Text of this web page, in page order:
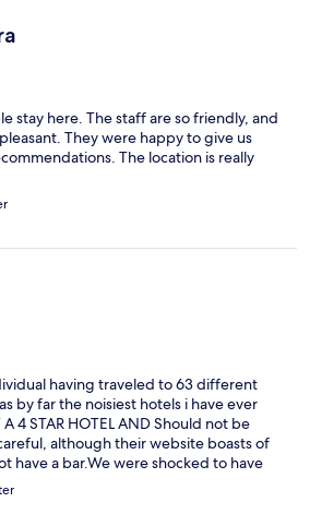
stay here. The staff are so friendly, and
They were happy to give us
The location is really
having traveled to 63 different
by far the noisiest hotels i have ever
4 STAR HOTEL AND Should not be
although their website boasts of
have a bar.We were shocked to have
the maid was on our floor and found
of the maid in our room alone. I